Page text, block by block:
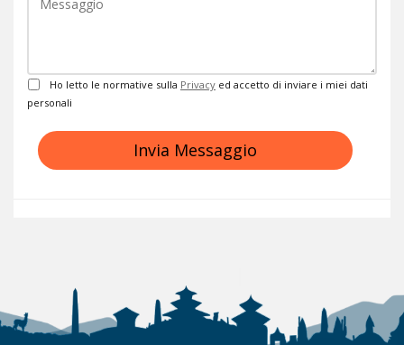
Privacy
Ho letto le normative sulla Privacy ed accetto di inviare i miei dati
personali
Invia Messaggio